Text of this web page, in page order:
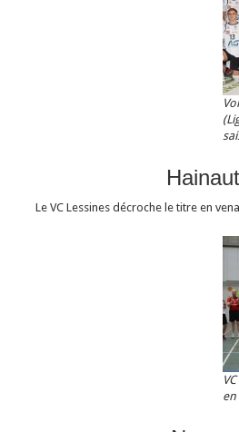
Le VC Lessines décroche le titre en
en